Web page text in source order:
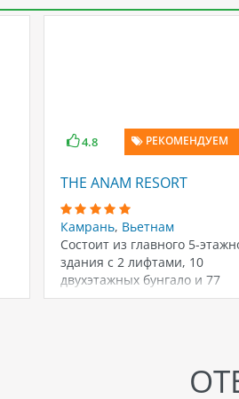
4.8 РЕКОМЕНДУЕМ
THE ANAM RESORT
Камрань, Вьетнам
Состоит из главного 5-
здания с 2 лифтами, 10
двухэтажных бунгало и 77
одноэтажных вилл.…